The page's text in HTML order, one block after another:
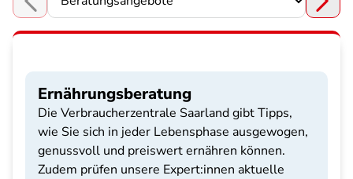
Choose a section
Ernährungsberatung
Die Verbraucherzentrale Saarland gibt Tipps,
wie Sie sich in jeder Lebensphase ausgewogen,
genussvoll und preiswert ernähren können.
Zudem prüfen unsere Expert:innen aktuelle